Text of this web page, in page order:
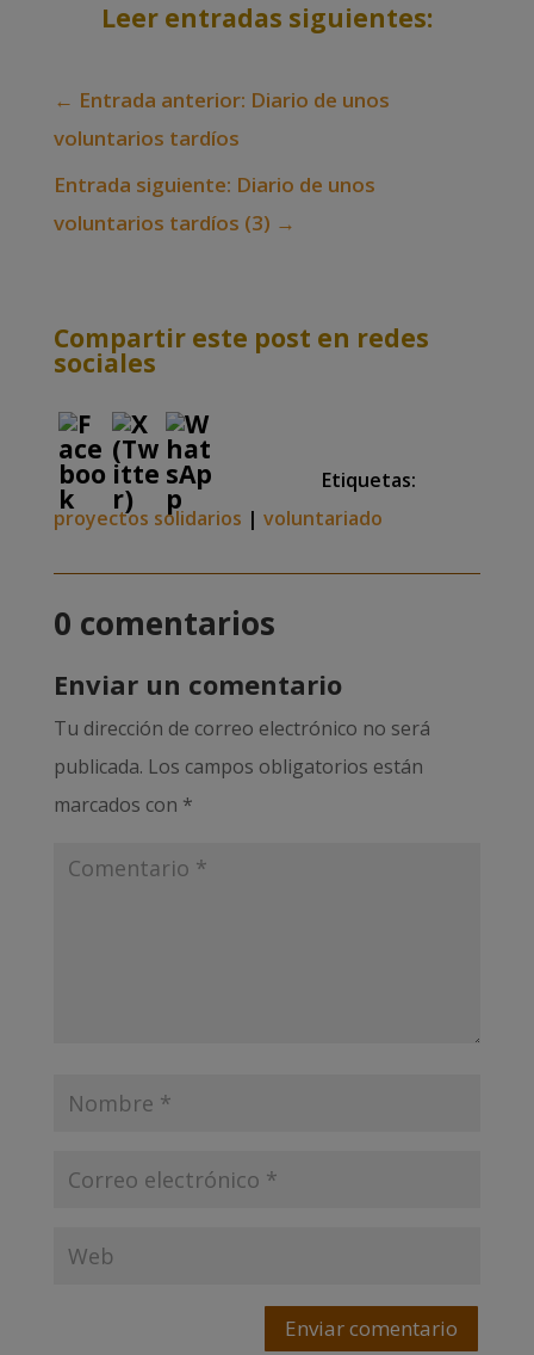
Leer entradas siguientes:
← Entrada anterior: Diario de unos
voluntarios tardíos
Entrada siguiente: Diario de unos
voluntarios tardíos (3) →
Compartir este post en redes
sociales
Etiquetas:
proyectos solidarios | voluntariado
0 comentarios
Enviar un comentario
Tu dirección de correo electrónico no será
publicada. Los campos obligatorios están
marcados con *
Enviar comentario